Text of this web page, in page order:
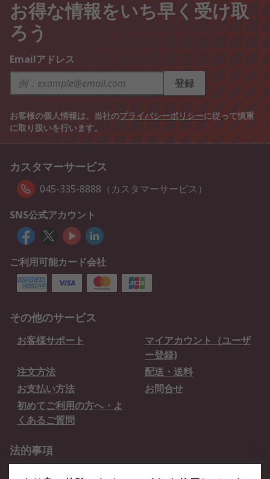
お得な情報をいち早く受け取
ろう
Emailアドレス
登録
お客様の個人情報は、当社のプライバシーポリシーに従って慎重
に取り扱いを行います。
カスタマーサービス
045-335-8888（カスタマーサービス）
SNS公式アカウント
ご利用可能カード会社
その他のサービス
お客様サポート
マイアカウント（ユーザ
ー登録)
注文方法
配送・送料
お支払い方法
お問合せ
初めてご利用の方へ・よ
くあるご質問
法的事項